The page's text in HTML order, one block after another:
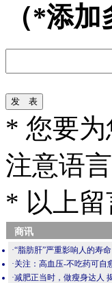
（*添
* 您要
注意语言
* 以上
商讯
·“脂肪肝”严重影响人的寿
·关注：高血压-不吃药可自
·减肥正当时，做瘦身达人